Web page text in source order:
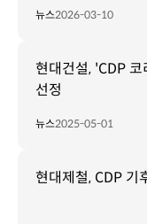
뉴스2026-03-10
현대건설, 'CDP
선정
뉴스2025-05-01
현대제철, CDP 기